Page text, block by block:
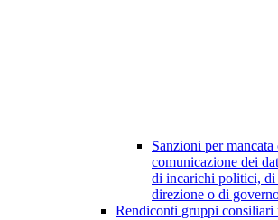
Sanzioni per
comunicazione dei
di incarichi politici, di
direzione o di
Rendiconti gruppi